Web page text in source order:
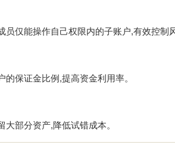
仅能操作自己权限内的子账户,有效控制
保证金比例,提高资金利用率。
部分资产,降低试错成本。